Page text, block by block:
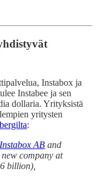
Instabox ja
Instabee ja sen
dollaria. Yrityksistä
yritysten
:
Instabox AB and
company at
billion),